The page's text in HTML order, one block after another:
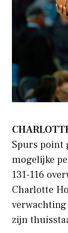
Spurs point
mogelijke
131-116
Charlotte
zijn